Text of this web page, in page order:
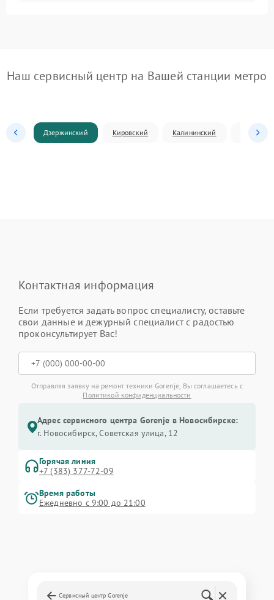
Наш сервисный центр на Вашей станции метро
Дзержинский Кировский Калининский
Контактная информация
Если требуется задать вопрос специалисту, оставьте
свои данные и дежурный специалист с радостью
проконсультирует Вас!
Отправляя заявку на ремонт техники Gorenje, Вы соглашаетесь с
Политикой конфиденциальности
Адрес сервисного центра Gorenje в Новосибирске:
г. Новосибирск, Советская улица, 12
Горячая линия
+7 (383) 377-72-09
Время работы
Ежедневно с 9:00 до 21:00
Сервисный центр Gorenje